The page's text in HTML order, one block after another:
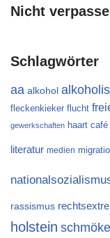
Nicht
Schlagwörter
aa alkohol
fleckenkieker flucht
gewerkschaften haart café
literatur medien
rassismus
holstein